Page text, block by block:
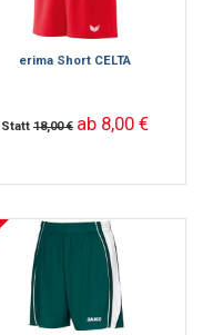
erima Short CELTA
Statt 18,00 € ab 8,00 €